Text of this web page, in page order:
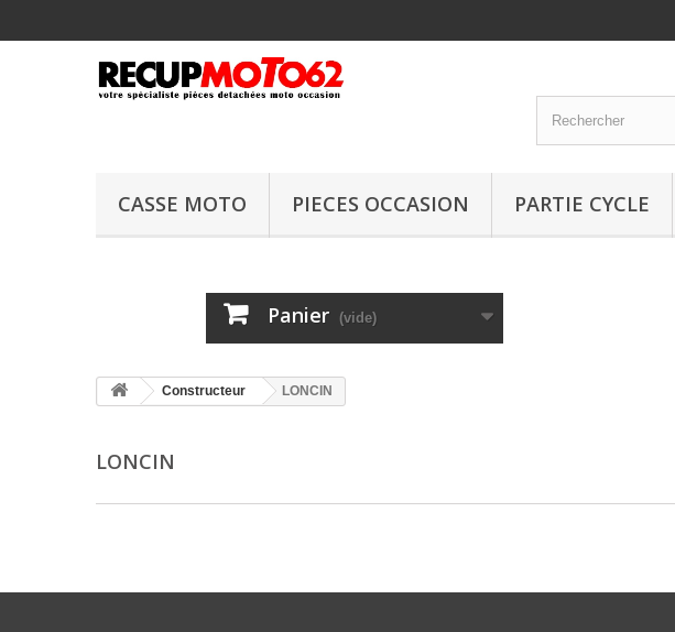
CASSE MOTO PIECES OCCASION PARTIE CYCLE
Panier (vide)
Constructeur LONCIN
LONCIN